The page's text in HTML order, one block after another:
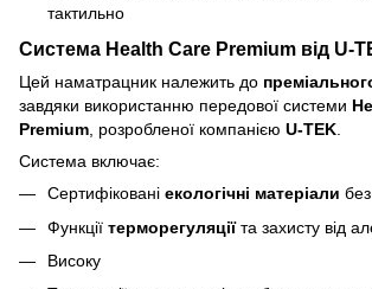
тактильно
Система Health Care Premium від U-
Цей наматрацник належить до
завдяки використанню передової системи
Premium, розробленої компанією U-TEK.
Система включає:
Сертифіковані екологічні матеріали
Функції терморегуляціїта захисту від
Високу